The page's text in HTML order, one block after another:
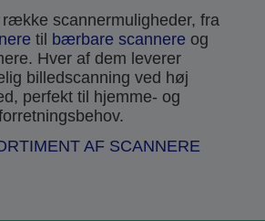
scannermuligheder, fra
til bærbare scannere og
Hver af dem leverer
billedscanning ved høj
perfekt til hjemme- og
AF SCANNERE